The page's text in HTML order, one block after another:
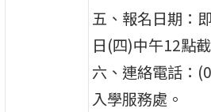
五、報名日期：
日(四)中午12點
六、連絡電話：
入學服務處。